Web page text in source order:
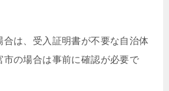
合は、受入証明書が不要な自治体
市の場合は事前に確認が必要で